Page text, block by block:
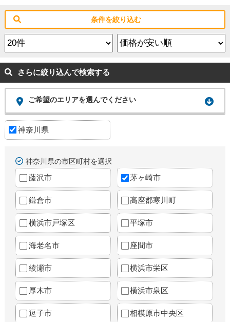
条件を絞り込む
さらに絞り込んで検索する
ご希望のエリアを選んでください
神奈川県
神奈川県の市区町村を選択
藤沢市 茅ヶ崎市
鎌倉市 高座郡寒川町
横浜市戸塚区 平塚市
海老名市 座間市
綾瀬市 横浜市栄区
厚木市 横浜市泉区
逗子市 相模原市中央区